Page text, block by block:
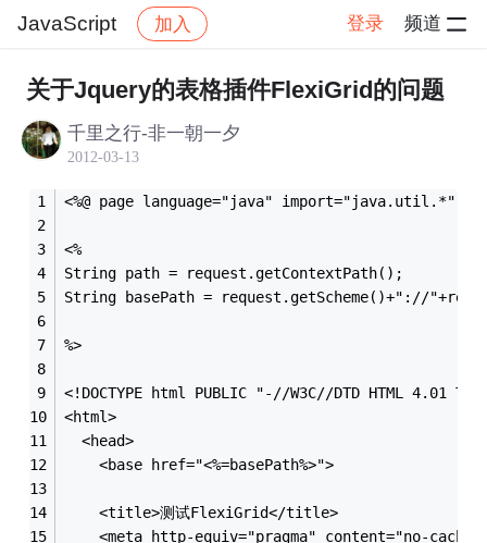
JavaScript 加入 登录 频道
社区 JavaScript 帖子详情
关于Jquery的表格插件FlexiGrid的问题
千里之行-非一朝一夕
2012-03-13
<%@ page language="java" import="java.util.*"
<%
String path = request.getContextPath();
String basePath = request.getScheme()+"://
%>
<!DOCTYPE html PUBLIC "-//W3C//DTD HTML
<html>
  <head>
    <base href="<%=basePath%>">
    <title>测试FlexiGrid</title>
<meta http-equiv="pragma" content="no-